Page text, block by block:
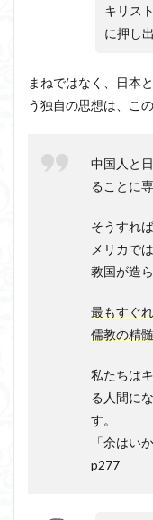
キリス
に押し
まねではなく、日本
う独自の思想は、こ
中国人と
ることに
そうすれ
メリカで
教国が造
最もすぐ
儒教の精
私たちは
る人間に
す。
「余はい
p277